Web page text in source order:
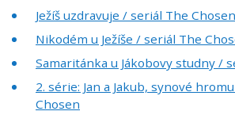
Ježíš uzdravuje / seriál The Chosen
Nikodém u Ježíše / seriál The
Samaritánka u Jákobovy studny /
2. série: Jan a Jakub, synové
Chosen